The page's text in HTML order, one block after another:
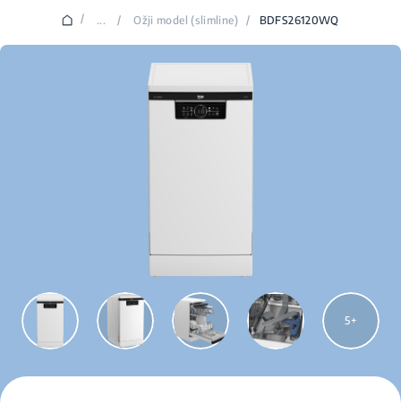
/ ... / Ožji model (slimline) / BDFS26120WQ
5